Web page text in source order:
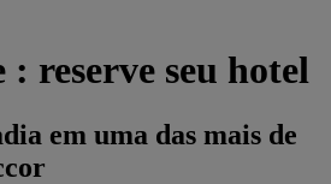
reserve seu hotel
em uma das mais de